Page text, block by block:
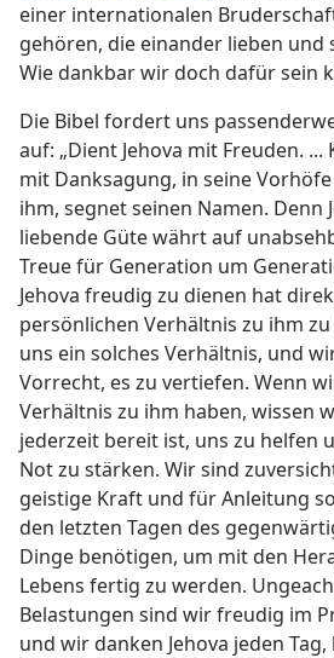
einer internationalen
gehören, die einander lieben und
Wie dankbar wir doch dafür sein
Die Bibel fordert uns
auf: „Dient Jehova mit Freuden.
mit Danksagung, in seine
ihm, segnet seinen Namen. Denn
liebende Güte währt auf
Treue für Generation um
Jehova freudig zu dienen hat
persönlichen Verhältnis zu ihm
uns ein solches Verhältnis, und
Vorrecht, es zu vertiefen. Wenn
Verhältnis zu ihm haben, wissen
jederzeit bereit ist, uns zu helfen
Not zu stärken. Wir sind
geistige Kraft und für Anleitung
den letzten Tagen des
Dinge benötigen, um mit den
Lebens fertig zu werden.
Belastungen sind wir freudig im
und wir danken Jehova jeden